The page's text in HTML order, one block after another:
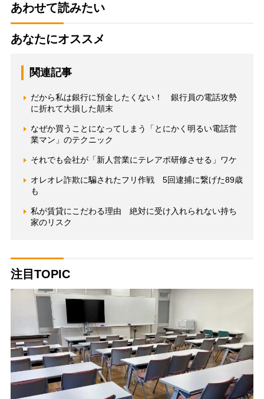
あわせて読みたい
あなたにオススメ
関連記事
だから私は銀行に預金したくない！ 銀行員の電話攻勢
に折れて大損した顛末
なぜか買うことになってしまう「とにかく明るい電話営
業マン」のテクニック
それでも会社が「新人営業にテレアポ研修させる」ワケ
オレオレ詐欺に騙されたフリ作戦 5回逮捕に繋げた89歳
も
私が賃貸にこだわる理由 絶対に受け入れられない持ち
家のリスク
注目TOPIC